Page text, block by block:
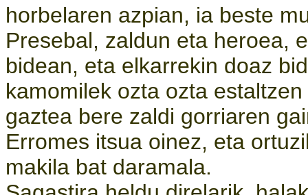
horbelaren azpian, ia beste
Presebal, zaldun eta heroea,
bidean, eta elkarrekin doaz
kamomilek ozta ozta
gaztea bere zaldi gorriaren
Erromes itsua oinez, eta
makila bat daramala.